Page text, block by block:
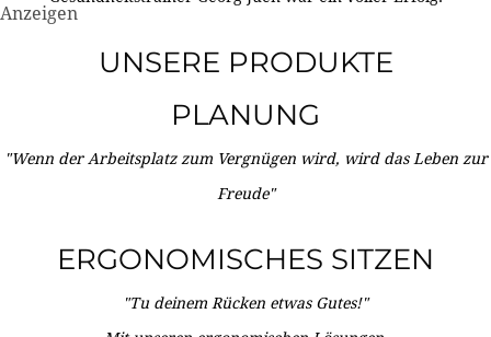
Anzeigen
UNSERE PRODUKTE
PLANUNG
"Wenn der Arbeitsplatz zum Vergnügen wird, wird das Leben zur
Freude"
ERGONOMISCHES SITZEN
"Tu deinem Rücken etwas Gutes!"